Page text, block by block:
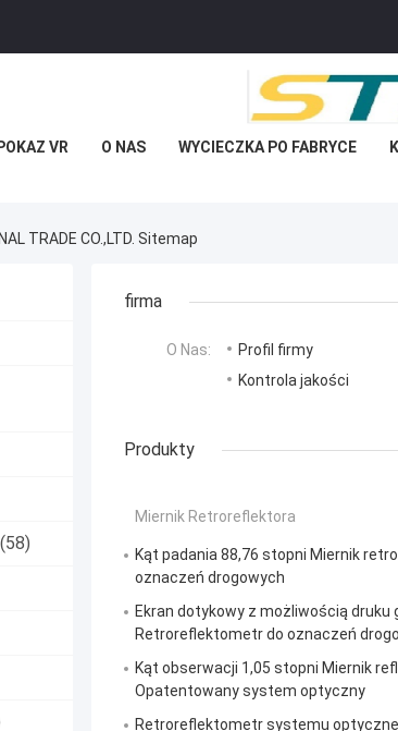
POKAZ VR O NAS WYCIECZKA PO FABRYCE
TRADE CO.,LTD. Sitemap
(58)
firma
O Nas: Profil firmy
Kontrola jakości
Produkty
Miernik Retroreflektora
Kąt padania 88,76 stopni Miernik
oznaczeń drogowych
Ekran dotykowy z możliwością druku
Retroreflektometr do oznaczeń
Kąt obserwacji 1,05 stopni Miernik
Opatentowany system optyczny
Retroreflektometr systemu